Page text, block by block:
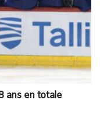
ans en totale